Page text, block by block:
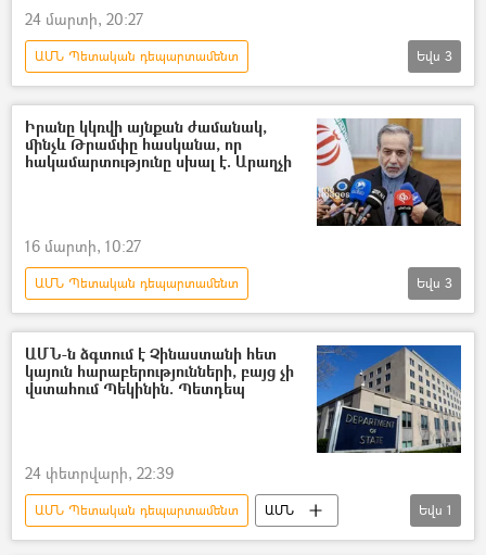
24 մարտի, 20:27
ԱՄՆ Պետական դեպարտամենտ
Ռազմավարական հարձակողական զենքի կրճատման պայմանագիր (ՌՀԶԿՊ)
ԱՄՆ
Ռուսաստան
Եվս 3
Իրանը կկռվի այնքան ժամանակ,
մինչև Թրամփը հասկանա, որ
հակամարտությունը սխալ է. Արաղչի
16 մարտի, 10:27
ԱՄՆ Պետական դեպարտամենտ
Իրանի Իսլամական Հանրապետություն
Աբբաս Արաղչի
Դոնալդ Թրամփ
Եվս 3
ԱՄՆ-ն ձգտում է Չինաստանի հետ
կայուն հարաբերությունների, բայց չի
վստահում Պեկինին. Պետդեպ
24 փետրվարի, 22:39
ԱՄՆ Պետական դեպարտամենտ
ԱՄՆ
Չինաստան
Եվս 1